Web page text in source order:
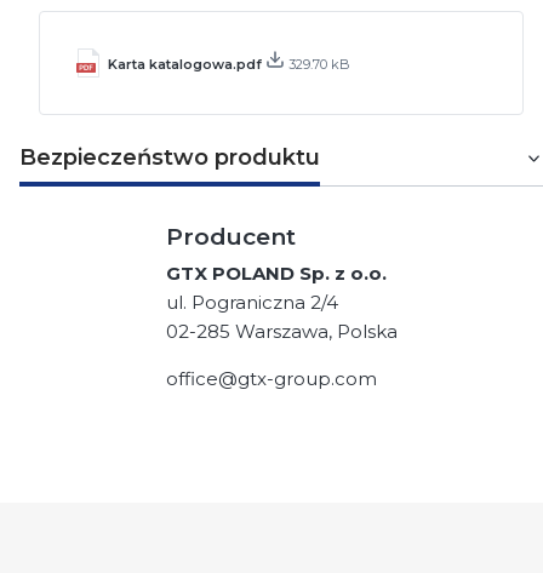
Karta katalogowa.pdf 329.70 kB
Bezpieczeństwo produktu
Producent
GTX POLAND Sp. z o.o.
ul. Pograniczna 2/4
02-285 Warszawa, Polska
office@gtx-group.com